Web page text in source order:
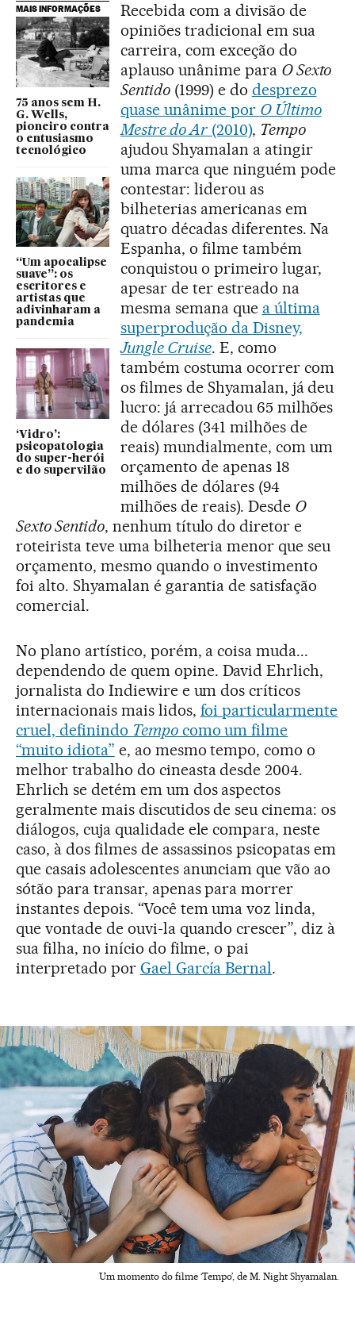
MAIS INFORMAÇÕES
75 anos sem H.
G. Wells,
pioneiro contra
o entusiasmo
tecnológico
“Um apocalipse
suave”: os
escritores e
artistas que
adivinharam a
pandemia
‘Vidro’:
psicopatologia
do super-herói
e do supervilão
Recebida com a divisão de
opiniões tradicional em sua
carreira, com exceção do
aplauso unânime para O Sexto
Sentido(1999) e do desprezo
quase unânime por O Último
Mestre do Ar(2010), Tempo
ajudou Shyamalan a atingir
uma marca que ninguém pode
contestar: liderou as
bilheterias americanas em
quatro décadas diferentes. Na
Espanha, o filme também
conquistou o primeiro lugar,
apesar de ter estreado na
mesma semana que a última
superprodução da Disney,
Jungle Cruise. E, como
também costuma ocorrer com
os filmes de Shyamalan, já deu
lucro: já arrecadou 65 milhões
de dólares (341 milhões de
reais) mundialmente, com um
orçamento de apenas 18
milhões de dólares (94
milhões de reais). Desde O
Sexto Sentido, nenhum título do diretor e
roteirista teve uma bilheteria menor que seu
orçamento, mesmo quando o investimento
foi alto. Shyamalan é garantia de satisfação
comercial.
No plano artístico, porém, a coisa muda...
dependendo de quem opine. David Ehrlich,
jornalista do Indiewire e um dos críticos
internacionais mais lidos, foi particularmente
cruel, definindo Tempocomo um filme
“muito idiota” e, ao mesmo tempo, como o
melhor trabalho do cineasta desde 2004.
Ehrlich se detém em um dos aspectos
geralmente mais discutidos de seu cinema: os
diálogos, cuja qualidade ele compara, neste
caso, à dos filmes de assassinos psicopatas em
que casais adolescentes anunciam que vão ao
sótão para transar, apenas para morrer
instantes depois. “Você tem uma voz linda,
que vontade de ouvi-la quando crescer”, diz à
sua filha, no início do filme, o pai
interpretado por Gael García Bernal.
Um momento do filme ‘Tempo’, de M. Night Shyamalan.